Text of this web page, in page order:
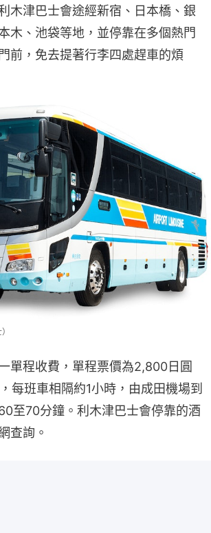
木津巴士會途經新宿、日本橋、銀
木、池袋等地，並停靠在多個熱門
前，免去提著行李四處趕車的煩
單程收費，單程票價為2,800日圓
每班車相隔約1小時，由成田機場到
至70分鐘。利木津巴士會停靠的酒
查詢。